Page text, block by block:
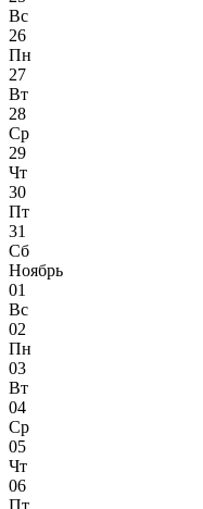
Вс
26
Пн
27
Вт
28
Ср
29
Чт
30
Пт
31
Сб
Ноябрь
01
Вс
02
Пн
03
Вт
04
Ср
05
Чт
06